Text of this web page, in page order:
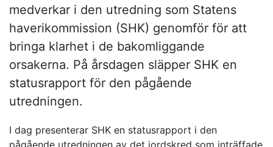
medverkar i den utredning som Statens
haverikommission (SHK) genomför för att
bringa klarhet i de bakomliggande
orsakerna. På årsdagen släpper SHK en
statusrapport för den pågående
utredningen.
I dag presenterar SHK en statusrapport i den